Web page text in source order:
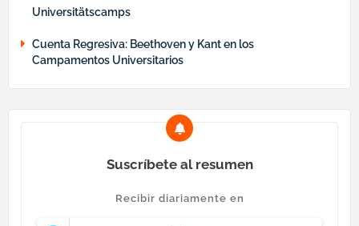
Universitätscamps
Cuenta Regresiva: Beethoven y Kant en los
Campamentos Universitarios
Suscríbete al resumen
Recibir diariamente en